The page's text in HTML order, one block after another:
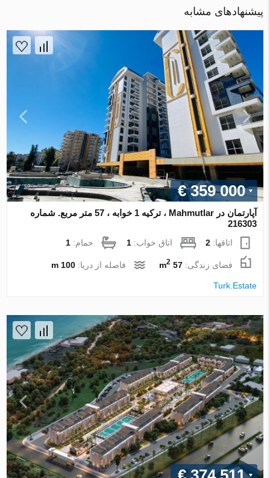
پیشنهادهای مشابه
€ 359 000
آپارتمان در Mahmutlar ، ترکیه 1 خوابه ، 57 متر مربع. شماره
216303
اتاقها:2 اتاق خواب:1 حمام:1
فضای زندگی:57 m
2 فاصله از دریا:100 m
Turk.Estate